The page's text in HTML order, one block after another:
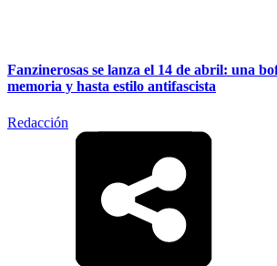
Fanzinerosas se lanza el 14 de abril: una
memoria y hasta estilo antifascista
Redacción